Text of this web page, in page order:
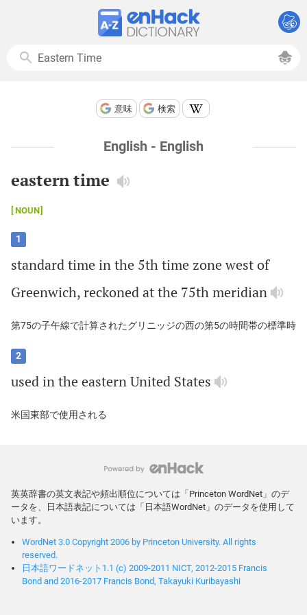
意味 検索
English - English
eastern time
NOUN
1
standardtime inthe 5thtime zone westof
Greenwich,reckonedatthe 75thmeridian
第75の子午線で計算されたグリニッジの西の第5の時間帯の標準時
2
used inthe easternUnited States
米国東部で使用される
英英辞書の英文表記や頻出順位については「Princeton WordNet」のデ
ータを、日本語表記については「日本語WordNet」のデータを使用して
います。
WordNet 3.0 Copyright 2006 by Princeton University. All rights
reserved.
日本語ワードネット1.1 (c) 2009-2011 NICT, 2012-2015 Francis
Bond and 2016-2017 Francis Bond, Takayuki Kuribayashi